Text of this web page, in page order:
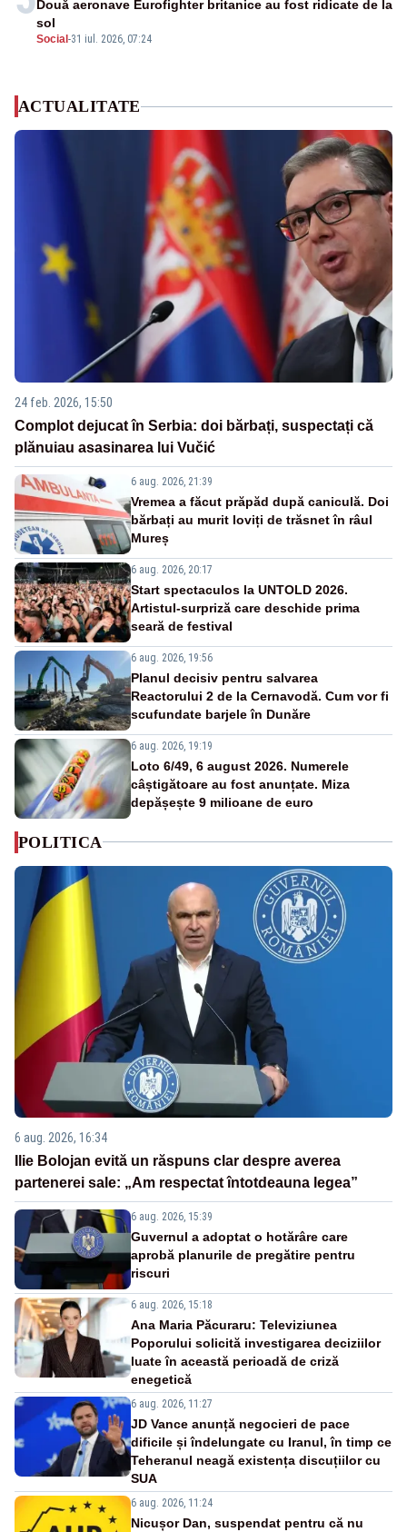
Social -31 iul. 2026, 07:24
Două aeronave Eurofighter britanice au fost ridicate de la
sol
ACTUALITATE
24 feb. 2026, 15:50
Complot dejucat în Serbia: doi bărbați, suspectați că
plănuiau asasinarea lui Vučić
6 aug. 2026, 21:39
Vremea a făcut prăpăd după caniculă. Doi
bărbați au murit loviți de trăsnet în râul
Mureș
6 aug. 2026, 20:17
Start spectaculos la UNTOLD 2026.
Artistul-surpriză care deschide prima
seară de festival
6 aug. 2026, 19:56
Planul decisiv pentru salvarea
Reactorului 2 de la Cernavodă. Cum vor fi
scufundate barjele în Dunăre
6 aug. 2026, 19:19
Loto 6/49, 6 august 2026. Numerele
câștigătoare au fost anunțate. Miza
depășește 9 milioane de euro
POLITICA
6 aug. 2026, 16:34
Ilie Bolojan evită un răspuns clar despre averea
partenerei sale: „Am respectat întotdeauna legea”
6 aug. 2026, 15:39
Guvernul a adoptat o hotărâre care
aprobă planurile de pregătire pentru
riscuri
6 aug. 2026, 15:18
Ana Maria Păcuraru: Televiziunea
Poporului solicită investigarea deciziilor
luate în această perioadă de criză
enegetică
6 aug. 2026, 11:27
JD Vance anunță negocieri de pace
dificile și îndelungate cu Iranul, în timp ce
Teheranul neagă existența discuțiilor cu
SUA
6 aug. 2026, 11:24
Nicușor Dan, suspendat pentru că nu